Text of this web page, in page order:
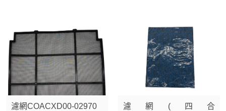
濾網COACXD00-02970
濾網(四合